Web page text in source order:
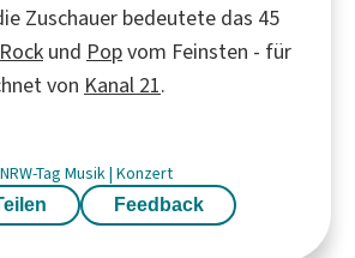
Zuschauer bedeutete das 45
Rock und Popvom Feinsten - für
von Kanal 21.
NRW-Tag Musik| Konzert
Feedback